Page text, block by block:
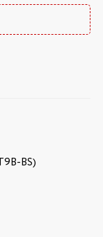
BS)